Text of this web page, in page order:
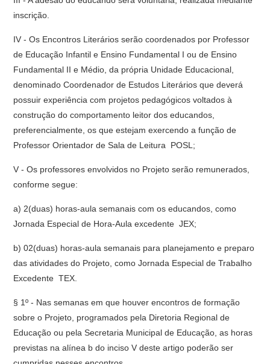
inscrição.
IV - Os Encontros Literários serão coordenados por Professor
de Educação Infantil e Ensino Fundamental I ou de Ensino
Fundamental II e Médio, da própria Unidade Educacional,
denominado Coordenador de Estudos Literários que deverá
possuir experiência com projetos pedagógicos voltados à
construção do comportamento leitor dos educandos,
preferencialmente, os que estejam exercendo a função de
Professor Orientador de Sala de Leitura  POSL;
V - Os professores envolvidos no Projeto serão remunerados,
conforme segue:
a) 2(duas) horas-aula semanais com os educandos, como
Jornada Especial de Hora-Aula excedente  JEX;
b) 02(duas) horas-aula semanais para planejamento e preparo
das atividades do Projeto, como Jornada Especial de Trabalho
Excedente  TEX.
§ 1º - Nas semanas em que houver encontros de formação
sobre o Projeto, programados pela Diretoria Regional de
Educação ou pela Secretaria Municipal de Educação, as horas
previstas na alínea b do inciso V deste artigo poderão ser